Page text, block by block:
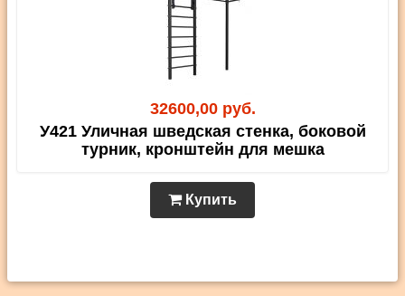
32600,00 руб.
У421 Уличная шведская стенка, боковой
турник, кронштейн для мешка
Купить